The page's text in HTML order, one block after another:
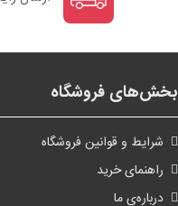
بخش‌های فروشگاه
شرايط و قوانین فروشگاه
راهنمای خرید
درباره‌ی ما